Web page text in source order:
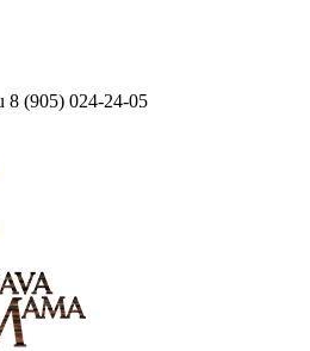
8 (905) 024-24-05